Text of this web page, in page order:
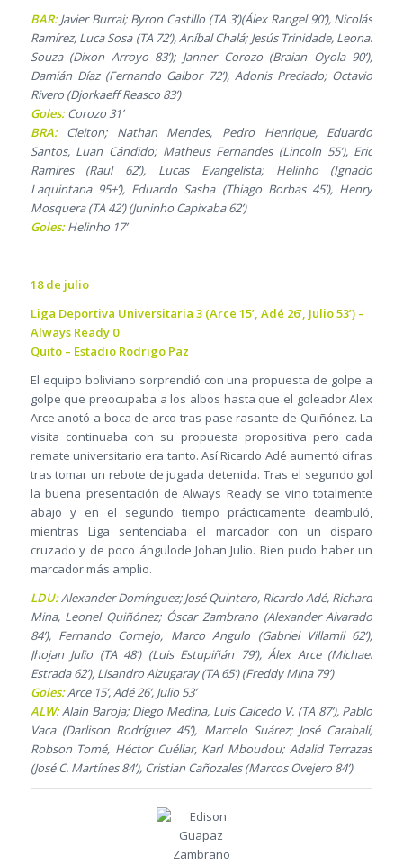
BAR:Javier Burrai; Byron Castillo (TA 3’)(Álex Rangel 90’), Nicolás
Ramírez, Luca Sosa (TA 72’), Aníbal Chalá; Jesús Trinidade, Leonai
Souza (Dixon Arroyo 83’); Janner Corozo (Braian Oyola 90’),
Damián Díaz (Fernando Gaibor 72’), Adonis Preciado; Octavio
Rivero (Djorkaeff Reasco 83’)
Goles:Corozo 31’
BRA:Cleiton; Nathan Mendes, Pedro Henrique, Eduardo
Santos, Luan Cándido; Matheus Fernandes (Lincoln 55’), Eric
Ramires (Raul 62’), Lucas Evangelista; Helinho (Ignacio
Laquintana 95+’), Eduardo Sasha (Thiago Borbas 45’), Henry
Mosquera (TA 42’) (Juninho Capixaba 62’)
Goles:Helinho 17’
18 de julio
Liga Deportiva Universitaria 3 (Arce 15’, Adé 26’, Julio 53’) –
Always Ready 0
Quito – Estadio Rodrigo Paz
El equipo boliviano sorprendió con una propuesta de golpe a
golpe que preocupaba a los albos hasta que el goleador Alex
Arce anotó a boca de arco tras pase rasante de Quiñónez. La
visita continuaba con su propuesta propositiva pero cada
remate universitario era tanto. Así Ricardo Adé aumentó cifras
tras tomar un rebote de jugada detenida. Tras el segundo gol
la buena presentación de Always Ready se vino totalmente
abajo y en el segundo tiempo prácticamente deambuló,
mientras Liga sentenciaba el marcador con un disparo
cruzado y de poco ángulode Johan Julio. Bien pudo haber un
marcador más amplio.
LDU:Alexander Domínguez; José Quintero, Ricardo Adé, Richard
Mina, Leonel Quiñónez; Óscar Zambrano (Alexander Alvarado
84’), Fernando Cornejo, Marco Angulo (Gabriel Villamil 62’);
Jhojan Julio (TA 48’) (Luis Estupiñán 79’), Álex Arce (Michael
Estrada 62’), Lisandro Alzugaray (TA 65’) (Freddy Mina 79’)
Goles:Arce 15’, Adé 26’, Julio 53’
ALW:Alain Baroja; Diego Medina, Luis Caicedo V. (TA 87’), Pablo
Vaca (Darlison Rodríguez 45’), Marcelo Suárez; José Carabalí;
Robson Tomé, Héctor Cuéllar, Karl Mboudou; Adalid Terrazas
(José C. Martínes 84’), Cristian Cañozales (Marcos Ovejero 84’)